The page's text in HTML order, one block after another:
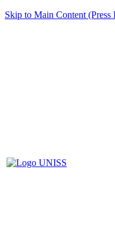
Skip to Main Content (Press